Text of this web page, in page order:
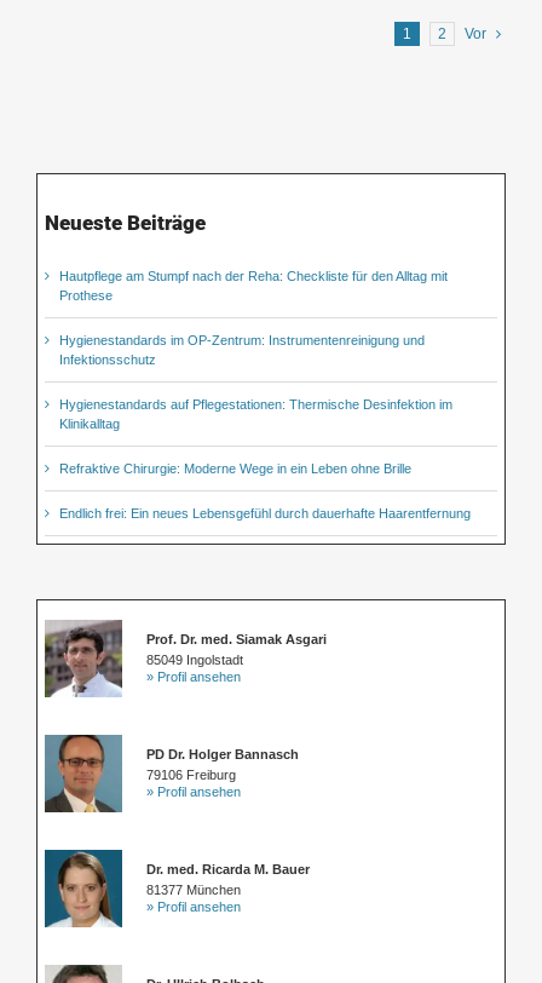
1 2 Vor
Neueste Beiträge
Hautpflege am Stumpf nach der Reha: Checkliste für den Alltag mit
Prothese
Hygienestandards im OP-Zentrum: Instrumentenreinigung und
Infektionsschutz
Hygienestandards auf Pflegestationen: Thermische Desinfektion im
Klinikalltag
Refraktive Chirurgie: Moderne Wege in ein Leben ohne Brille
Endlich frei: Ein neues Lebensgefühl durch dauerhafte Haarentfernung
Prof. Dr. med. Siamak Asgari
85049 Ingolstadt
» Profil ansehen
PD Dr. Holger Bannasch
79106 Freiburg
» Profil ansehen
Dr. med. Ricarda M. Bauer
81377 München
» Profil ansehen